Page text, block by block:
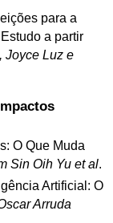
para a
a partir
Joyce Luz e
O Que Muda
Sin Oih Yu et al.
Artificial: O
Arruda